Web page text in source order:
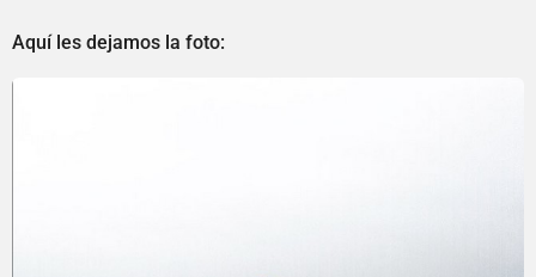
Aquí les dejamos la foto: